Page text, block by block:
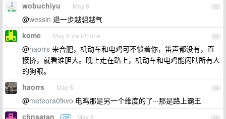
12
wobuchiyu May 8
@wessin 退一步越想越气
13
kome May 8 via iPhone
@haorrs 来合肥，机动车和电鸡可不惯着你，笛声都没有，直
接挤，就看谁胆大。晚上走在路上，机动车和电鸡能闪瞎所有人
的狗眼。
14
haorrs May 8
@meteora0tkvo 电鸡那是另一个维度的了···那是路上霸王
chnsatan May 8